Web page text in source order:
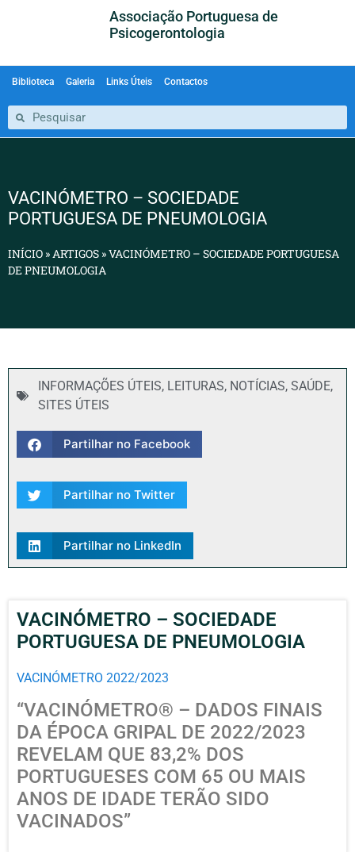
Associação Portuguesa de
Psicogerontologia
Biblioteca Galeria Links Úteis Contactos
VACINÓMETRO – SOCIEDADE
PORTUGUESA DE PNEUMOLOGIA
INÍCIO »ARTIGOS »VACINÓMETRO – SOCIEDADE PORTUGUESA
DE PNEUMOLOGIA
INFORMAÇÕES ÚTEIS, LEITURAS, NOTÍCIAS, SAÚDE,
SITES ÚTEIS
Partilhar no Facebook
Partilhar no Twitter
Partilhar no LinkedIn
VACINÓMETRO – SOCIEDADE
PORTUGUESA DE PNEUMOLOGIA
VACINÓMETRO 2022/2023
“VACINÓMETRO® – DADOS FINAIS
DA ÉPOCA GRIPAL DE 2022/2023
REVELAM QUE 83,2% DOS
PORTUGUESES COM 65 OU MAIS
ANOS DE IDADE TERÃO SIDO
VACINADOS”